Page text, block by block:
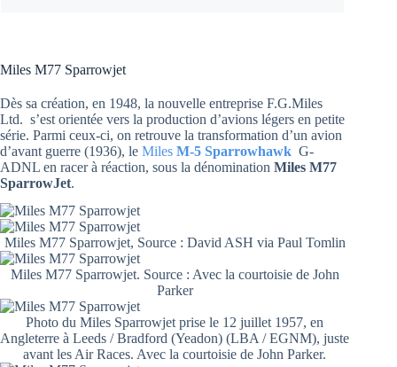
Miles M77 Sparrowjet
Dès sa création, en 1948, la nouvelle entreprise F.G.Miles
Ltd. s’est orientée vers la production d’avions légers en petite
série. Parmi ceux-ci, on retrouve la transformation d’un avion
d’avant guerre (1936), le Miles M-5 Sparrowhawk G-
ADNL en racer à réaction, sous la dénomination Miles M77
SparrowJet.
Miles M77 Sparrowjet, Source : David ASH via Paul Tomlin
Miles M77 Sparrowjet. Source : Avec la courtoisie de John
Parker
Photo du Miles Sparrowjet prise le 12 juillet 1957, en
Angleterre à Leeds / Bradford (Yeadon) (LBA / EGNM), juste
avant les Air Races. Avec la courtoisie de John Parker.